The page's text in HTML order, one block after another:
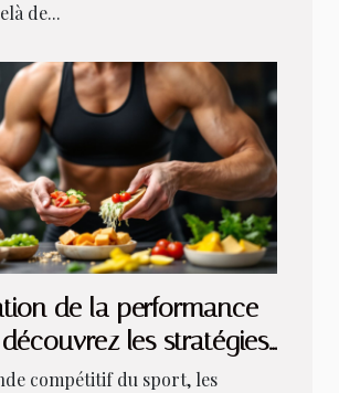
de...
de la performance
les stratégies
clés
compétitif du sport, les